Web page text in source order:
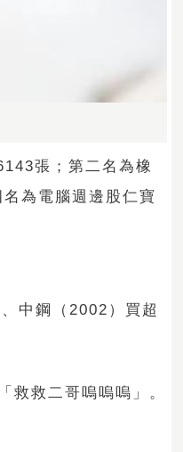
張；第二名為橡
為電腦週邊股仁寶
中鋼（2002）買超
救救二哥嗚嗚嗚」。